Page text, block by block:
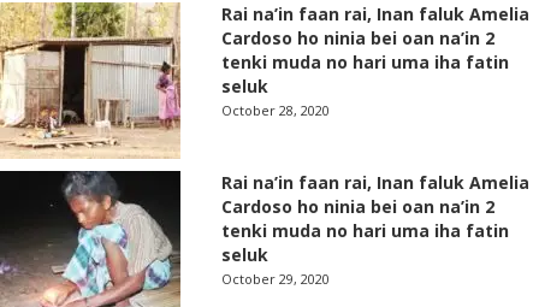
Rai na’in faan rai, Inan faluk Amelia
Cardoso ho ninia bei oan na’in 2
tenki muda no hari uma iha fatin
seluk
October 28, 2020
Rai na’in faan rai, Inan faluk Amelia
Cardoso ho ninia bei oan na’in 2
tenki muda no hari uma iha fatin
seluk
October 29, 2020